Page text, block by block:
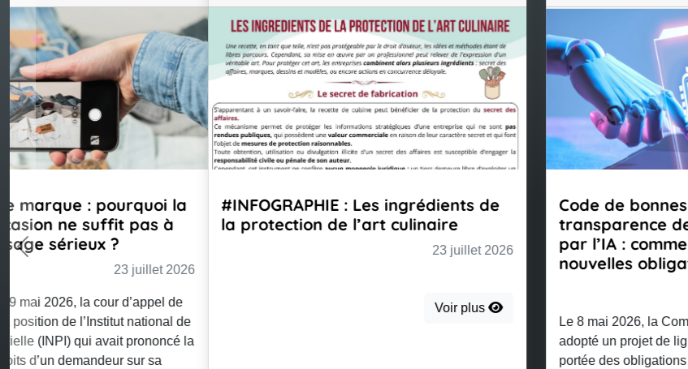
#INFOGRAPHIE : Les ingrédients de
la protection de l’art culinaire
Code de bonnes pratiques sur la
transparence des contenus générés
par l’IA : comment se préparer aux
nouvelles obligations de l’IA Act
Le 8 mai 2026, la Commission européenne a
adopté un projet de lignes directrices précisant la
portée des obligations de transparence prévues à
Previous